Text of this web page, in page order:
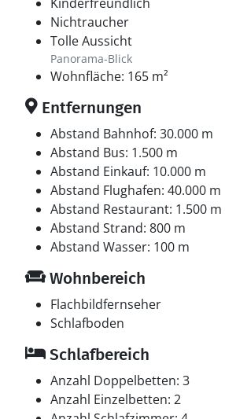
Nichtraucher
Tolle Aussicht
Panorama-Blick
Wohnfläche: 165 m²
Entfernungen
Abstand Bahnhof: 30.000 m
Abstand Bus: 1.500 m
Abstand Einkauf: 10.000 m
Abstand Flughafen: 40.000 m
Abstand Restaurant: 1.500 m
Abstand Strand: 800 m
Abstand Wasser: 100 m
Wohnbereich
Flachbildfernseher
Schlafboden
Schlafbereich
Anzahl Doppelbetten: 3
Anzahl Einzelbetten: 2